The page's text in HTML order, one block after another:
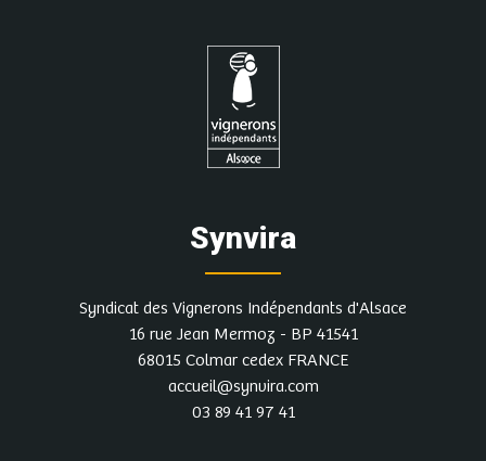
Synvira
Syndicat des Vignerons Indépendants d'Alsace
16 rue Jean Mermoz - BP 41541
68015 Colmar cedex FRANCE
accueil@synvira.com
03 89 41 97 41